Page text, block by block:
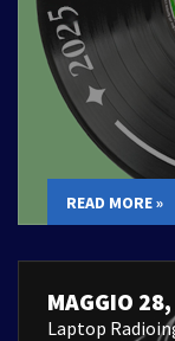
READ MORE »
MAGGIO
Laptop